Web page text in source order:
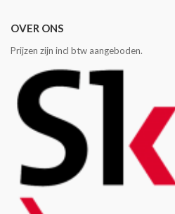
OVER ONS
Prijzen zijn incl btw aangeboden.